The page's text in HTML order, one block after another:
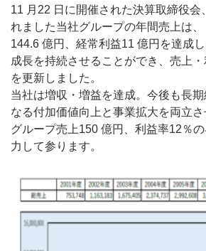
11 月22 日に開催された決算取締役会
れました当社グループの年間売上は、
144.6 億円、経常利益11 億円を達成し
成長を持続させることができ、売上
を更新しました。
当社は増収・増益を達成。今後も長
なる付加価値向上と事業拡大を両立さ
グループ売上150 億円、利益率12％
力して参ります。